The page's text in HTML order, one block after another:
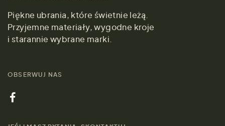
Piękne ubrania, które świetnie leżą.
Przyjemne materiały, wygodne kroje
i starannie wybrane marki.
OBSERWUJ NAS